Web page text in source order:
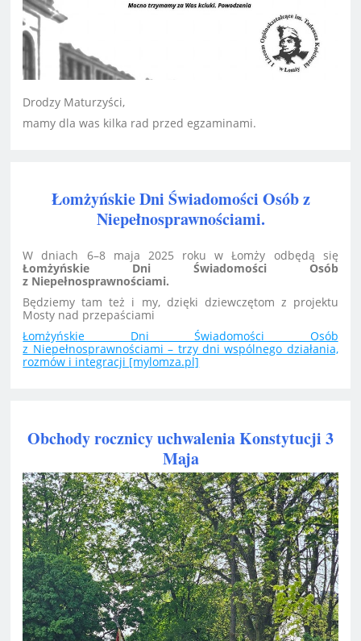
Drodzy Maturzyści,
mamy dla was kilka rad przed egzaminami.
Łomżyńskie Dni Świadomości Osób z
Niepełnosprawnościami.
W dniach 6–8 maja 2025 roku w Łomży odbędą się
Łomżyńskie Dni Świadomości Osób
z Niepełnosprawnościami.
Będziemy tam też i my, dzięki dziewczętom z projektu
Mosty nad przepaściami
Łomżyńskie Dni Świadomości Osób
z Niepełnosprawnościami – trzy dni wspólnego działania,
rozmów i integracji [mylomza.pl]
Obchody rocznicy uchwalenia Konstytucji 3
Maja